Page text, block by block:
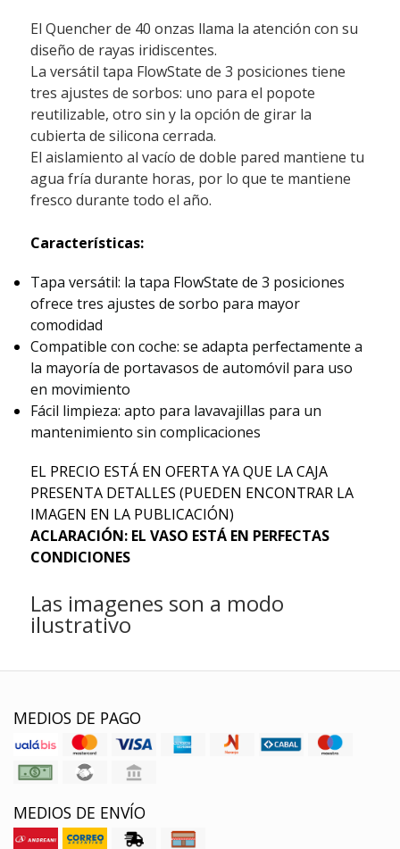
El Quencher de 40 onzas llama la atención con su
diseño de rayas iridiscentes.
La versátil tapa FlowState de 3 posiciones tiene
tres ajustes de sorbos: uno para el popote
reutilizable, otro sin y la opción de girar la
cubierta de silicona cerrada.
El aislamiento al vacío de doble pared mantiene tu
agua fría durante horas, por lo que te mantiene
fresco durante todo el año.
Características:
Tapa versátil: la tapa FlowState de 3 posiciones
ofrece tres ajustes de sorbo para mayor
comodidad
Compatible con coche: se adapta perfectamente a
la mayoría de portavasos de automóvil para uso
en movimiento
Fácil limpieza: apto para lavavajillas para un
mantenimiento sin complicaciones
EL PRECIO ESTÁ EN OFERTA YA QUE LA CAJA
PRESENTA DETALLES (PUEDEN ENCONTRAR LA
IMAGEN EN LA PUBLICACIÓN)
ACLARACIÓN: EL VASO ESTÁ EN PERFECTAS
CONDICIONES
Las imagenes son a modo
ilustrativo
MEDIOS DE PAGO
MEDIOS DE ENVÍO